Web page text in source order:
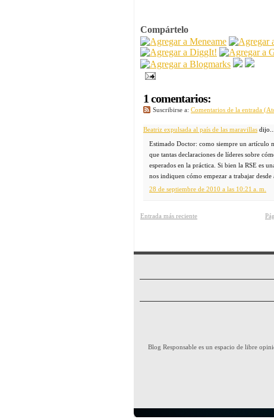
Compártelo
1 comentarios:
Suscribirse a: Comentarios de la entrada
Beatriz expulsada al país de las maravillas dijo...
Estimado Doctor: como siempre un artículo
que tantas declaraciones de líderes sobre
esperados en la práctica. Si bien la RSE es
nos indiquen cómo empezar a trabajar
28 de septiembre de 2010 a las 10:21 a. m.
Entrada más reciente
Blog Responsable es un espacio de libre